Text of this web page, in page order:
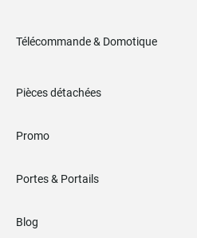
Télécommande & Domotique
Pièces détachées
Promo
Portes & Portails
Blog